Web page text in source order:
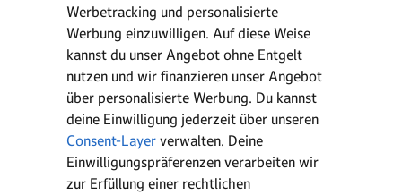
Werbetracking und personalisierte
Werbung einzuwilligen. Auf diese Weise
kannst du unser Angebot ohne Entgelt
nutzen und wir finanzieren unser Angebot
über personalisierte Werbung. Du kannst
deine Einwilligung jederzeit über unseren
Consent-Layer verwalten. Deine
Einwilligungspräferenzen verarbeiten wir
zur Erfüllung einer rechtlichen